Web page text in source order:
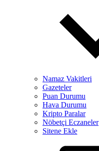
Namaz Vakitleri
Gazeteler
Puan Durumu
Hava Durumu
Kripto Paralar
Nöbetçi Eczaneler
Sitene Ekle